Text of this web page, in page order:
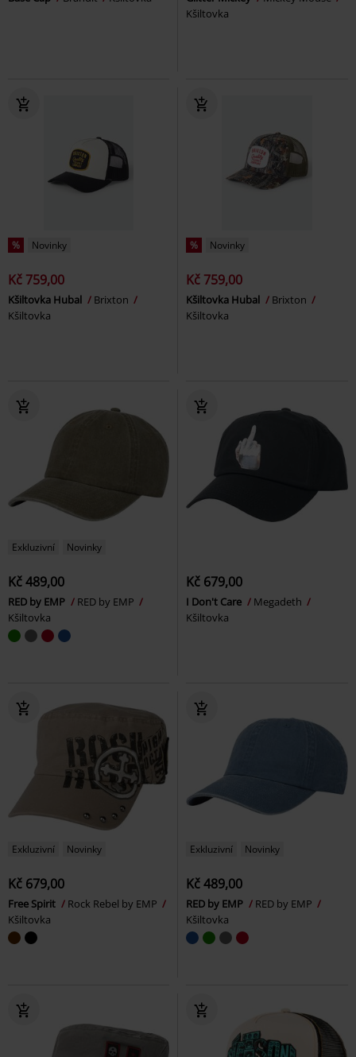
Kšiltovka
% Novinky
Kč 759,00
Kšiltovka Hubal
Brixton
Kšiltovka
% Novinky
Kč 759,00
Kšiltovka Hubal
Brixton
Kšiltovka
Exkluzivní Novinky
Kč 489,00
RED by EMP
RED by EMP
Kšiltovka
Kč 679,00
I Don't Care
Megadeth
Kšiltovka
Exkluzivní Novinky
Kč 679,00
Free Spirit
Rock Rebel by EMP
Kšiltovka
Exkluzivní Novinky
Kč 489,00
RED by EMP
RED by EMP
Kšiltovka